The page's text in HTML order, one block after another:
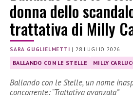
donna dello
trattativa di Milly
SARA GUGLIELMETTI |28 LUGLIO 2026
BALLANDO CON LE STELLE MILLY
Ballando con le Stelle, un nome
concorrente: “Trattativa avanzata”